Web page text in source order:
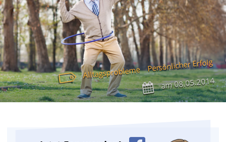
Alltagsprobleme Persönlicher Erfolg
am08.05.2014